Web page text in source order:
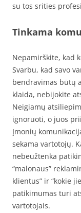
su tos srities
Tinkama
Nepamirškite, kad
Svarbu, kad savo
bendravimas būtų
klaida, nebijokite
Neigiamų
ignoruoti, o juos
Įmonių
sekama vartotojų.
nebeužtenka
“malonaus”
klientus” ir “kokie
patikimumas turi
vartotojais.